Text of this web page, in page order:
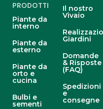
PRODOTTI
Piante da
interno
Piante da
esterno
Piante da
orto e
cucina
Bulbi e
sementi
Il nostro
Vivaio
Giardini
Domande
& Risposte
(FAQ)
Spedizioni
e
consegne